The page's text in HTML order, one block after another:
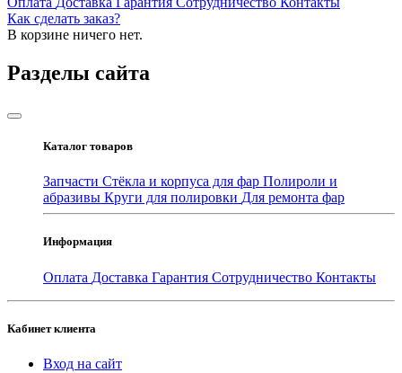
Как сделать заказ?
В корзине ничего нет.
Разделы сайта
Каталог товаров
Запчасти Стёкла и корпуса для фар Полироли и
абразивы Круги для полировки Для ремонта фар
Информация
Оплата Доставка Гарантия Сотрудничество Контакты
Кабинет клиента
Вход на сайт